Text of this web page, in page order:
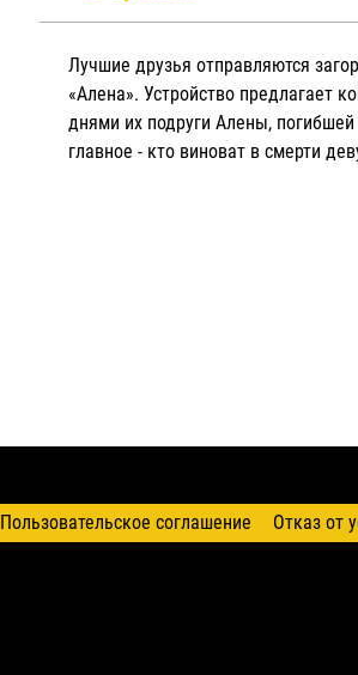
Лучшие друзья отправляются
«Алена». Устройство предлагает
днями их подруги Алены,
главное - кто виноват в смерти
Пользовательское соглашение Отказ от